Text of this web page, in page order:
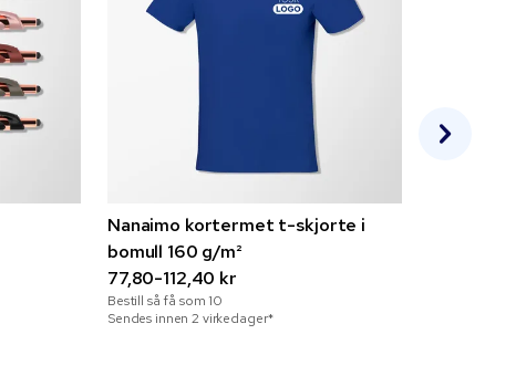
Nanaimo kortermet t-skjorte i
bomull 160 g/m²
77,80-112,40 kr
Bestill så få som 10
Sendes innen 2 virkedager*